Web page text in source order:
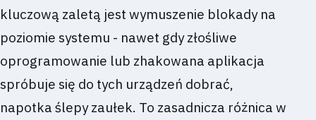
kluczową zaletą jest wymuszenie blokady na
poziomie systemu - nawet gdy złośliwe
oprogramowanie lub zhakowana aplikacja
spróbuje się do tych urządzeń dobrać,
napotka ślepy zaułek. To zasadnicza różnica w